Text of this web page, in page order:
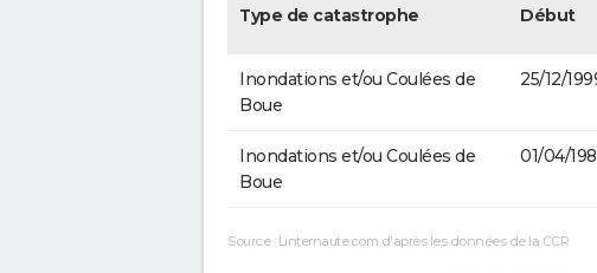
Type de catastrophe Début
Inondations et/ou Coulées de
Boue
25/12/
Inondations et/ou Coulées de
Boue
01/04/
Source : Linternaute.com d'après les données de la CCR